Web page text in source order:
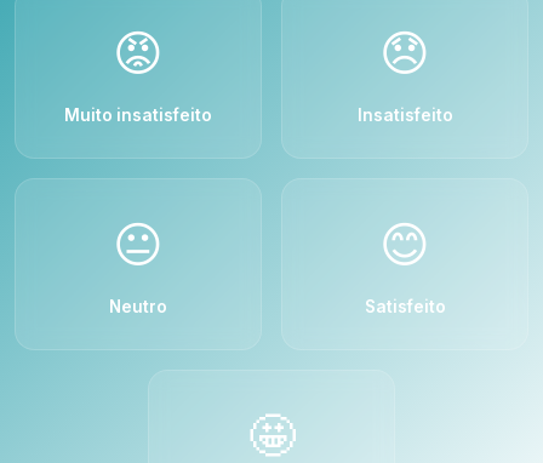
😡
Muito insatisfeito
😞
Insatisfeito
😐
Neutro
😊
Satisfeito
🤩